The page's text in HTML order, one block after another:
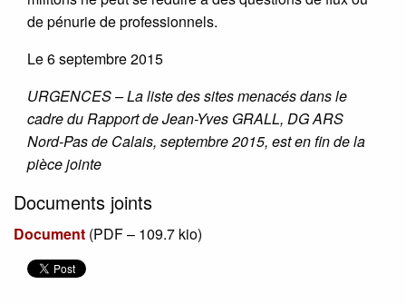
de pénurie de professionnels.
Le 6 septembre 2015
URGENCES – La liste des sites menacés dans le
cadre du Rapport de Jean-Yves GRALL, DG ARS
Nord-Pas de Calais, septembre 2015, est en fin de la
pièce jointe
Documents joints
Document (PDF – 109.7 kio)